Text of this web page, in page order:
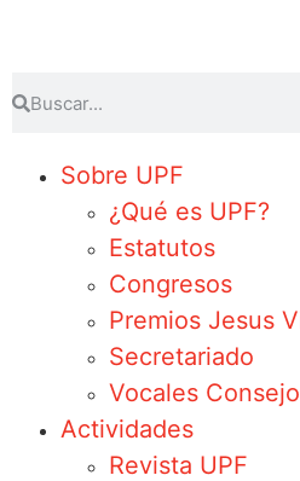
Sobre UPF
¿Qué es UPF?
Estatutos
Congresos
Premios Jesus
Secretariado
Vocales
Actividades
Revista UPF